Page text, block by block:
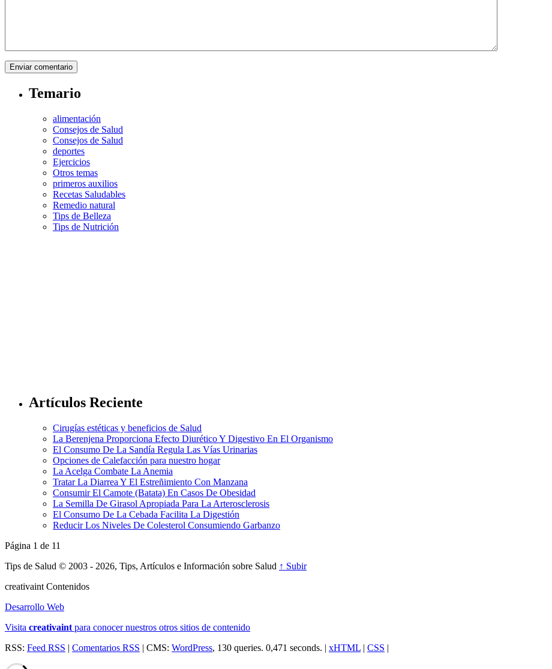
Temario
alimentación
Consejos de Salud
Consejos de Salud
deportes
Ejercicios
Otros temas
primeros auxilios
Recetas Saludables
Remedio natural
Tips de Belleza
Tips de Nutrición
Artículos Reciente
Cirugías estéticas y beneficios de Salud
La Berenjena Proporciona Efecto Diurético Y Digestivo En El Organismo
El Consumo De La Sandía Regula Las Vías Urinarias
Opciones de Calefacción para nuestro hogar
La Acelga Combate La Anemia
Tratar La Diarrea Y El Estreñimiento Con Manzana
Consumir El Camote (Batata) En Casos De Obesidad
La Semilla De Girasol Apropiada Para La Arterosclerosis
El Consumo De La Cebada Facilita La Digestión
Reducir Los Niveles De Colesterol Consumiendo Garbanzo
Página 1 de 11
Tips de Salud © 2003 - 2026, Tips, Artículos e Información sobre Salud ↑ Subir
creativaint Contenidos
Desarrollo Web
Visita creativaint para conocer nuestros otros sitios de contenido
RSS: Feed RSS | Comentarios RSS | CMS: WordPress, 130 queries. 0,471 seconds. | xHTML | CSS |